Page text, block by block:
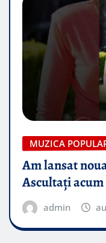
MUZICA
Am lansat
Ascultați acum
admin